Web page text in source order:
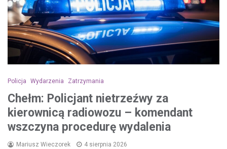
Policja Wydarzenia Zatrzymania
Chełm: Policjant nietrzeźwy za
kierownicą radiowozu – komendant
wszczyna procedurę wydalenia
Mariusz Wieczorek 4 sierpnia 2026